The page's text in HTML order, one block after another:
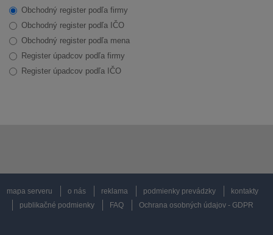
Obchodný register podľa firmy
Obchodný register podľa IČO
Obchodný register podľa mena
Register úpadcov podľa firmy
Register úpadcov podľa IČO
mapa serveru o nás reklama podmienky prevádzky
kontakty
publikačné podmienky
FAQ Ochrana osobných údajov - GDPR